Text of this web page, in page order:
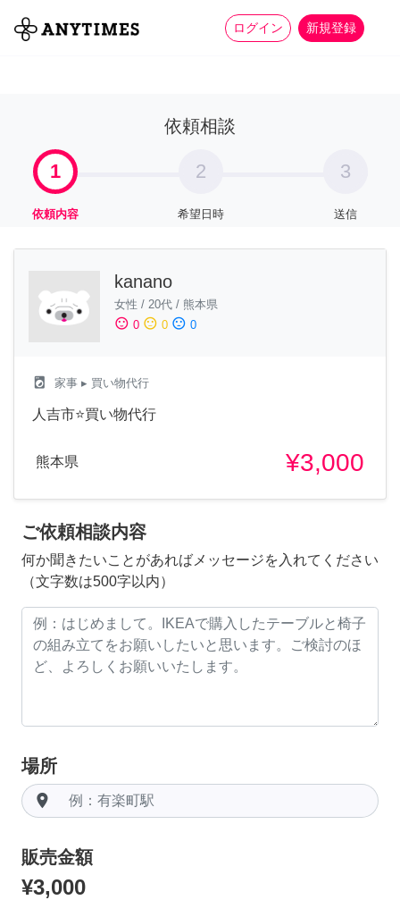
ログイン 新規登録
全て 家事 more_horiz
依頼相談
1
依頼内容
2
希望日時
3
送信
kanano
女性 / 20代 / 熊本県
sentiment_satisfied 0 sentiment_neutral 0 sentiment_dissatisfied 0
local_laundry_service 家事 ▸ 買い物代行
人吉市⭐️買い物代行
熊本県 ¥3,000
ご依頼相談内容
何か聞きたいことがあればメッセージを入れてください
（文字数は500字以内）
場所
room
販売金額
¥3,000